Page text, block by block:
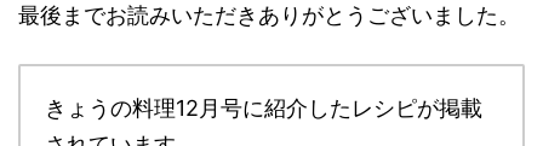
最後までお読みいただきありがとうございました。
きょうの料理12月号に紹介したレシピが掲載